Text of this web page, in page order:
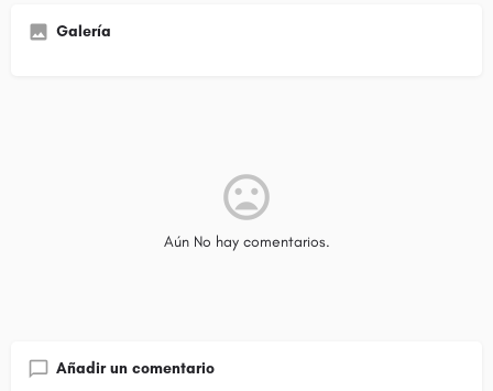
Galería
Aún No hay comentarios.
Añadir un comentario